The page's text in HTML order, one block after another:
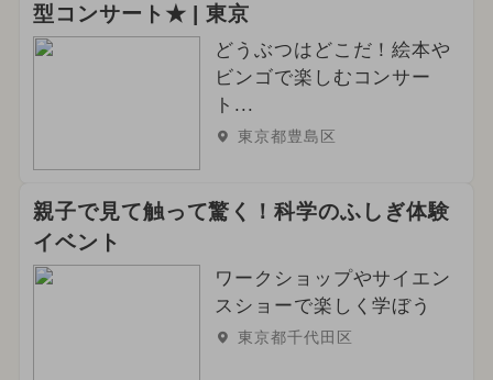
型コンサート★ | 東京
どうぶつはどこだ！絵本や
ビンゴで楽しむコンサー
ト...
東京都豊島区
親子で見て触って驚く！科学のふしぎ体験
イベント
ワークショップやサイエン
スショーで楽しく学ぼう
東京都千代田区